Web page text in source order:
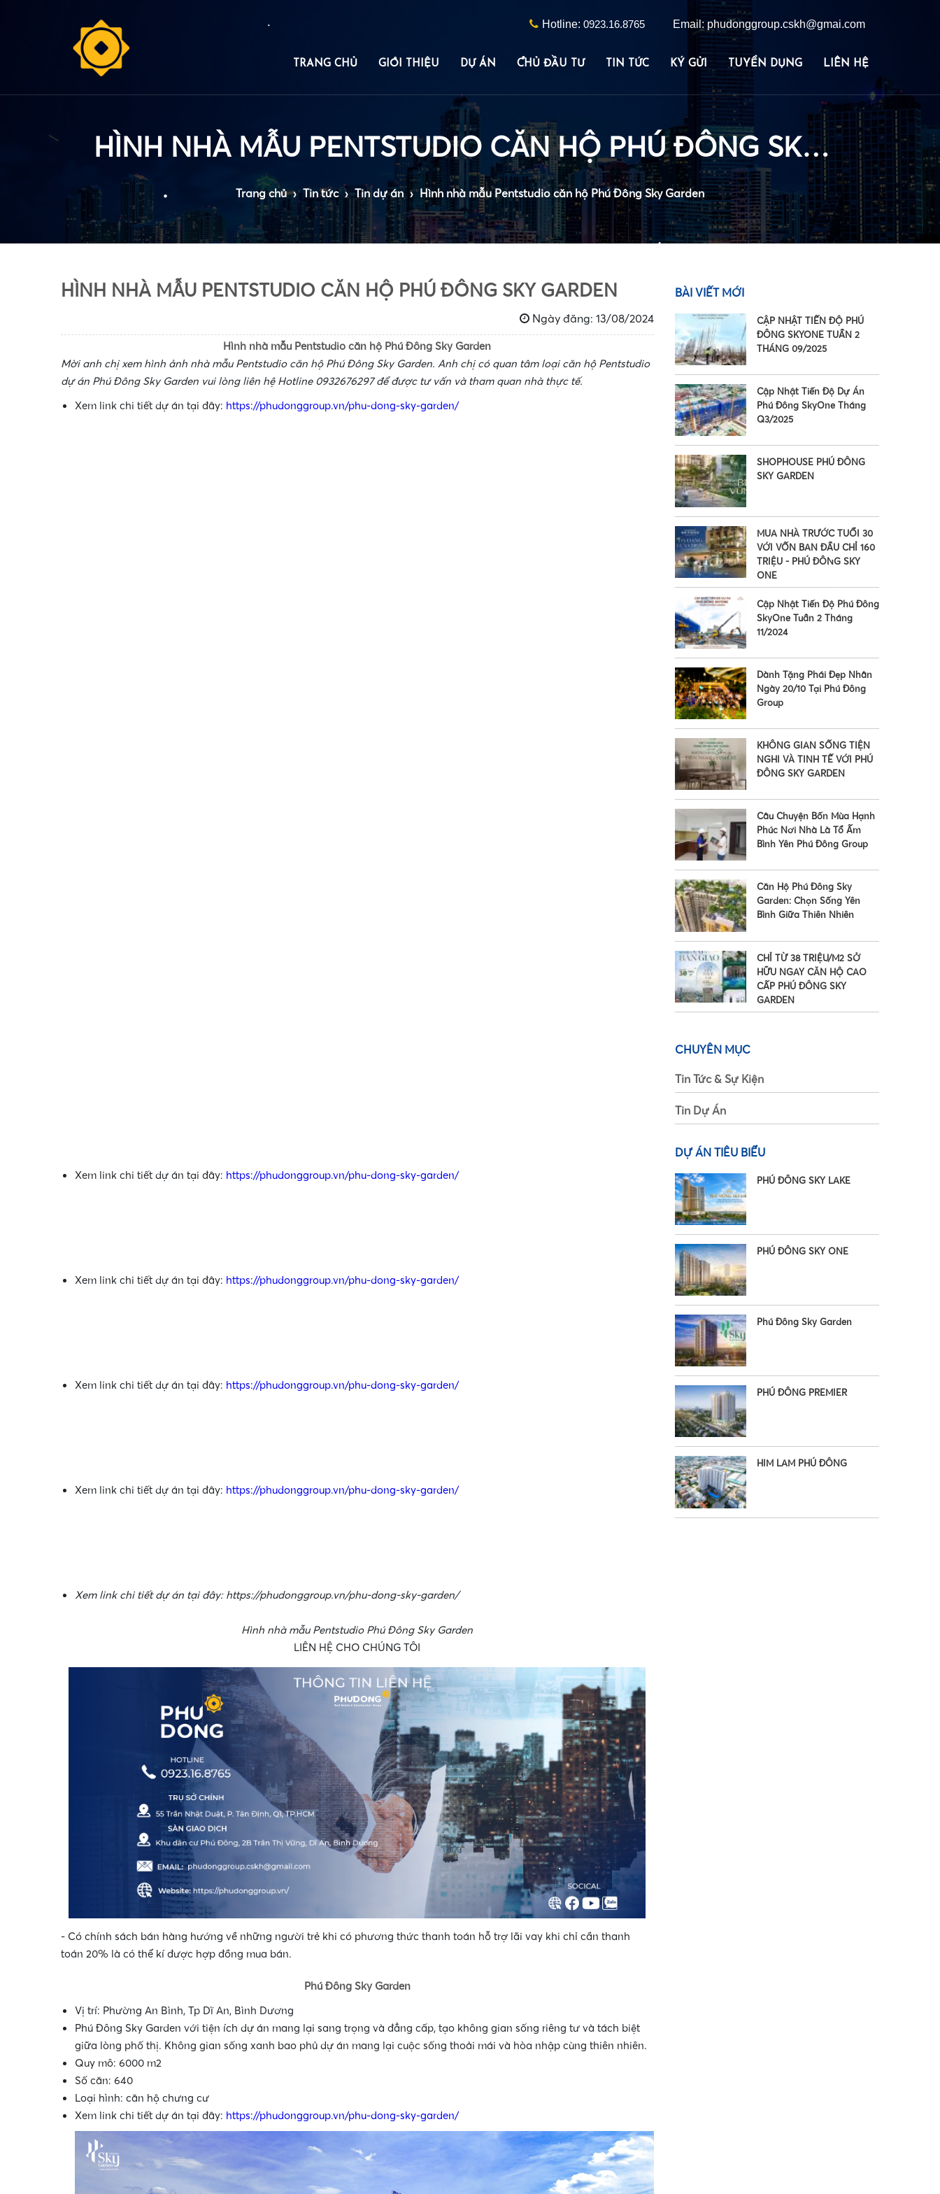
•
•
•
•
•
•
Hotline: 0923.16.8765 Email: phudonggroup.cskh@gmai.com
TRANG CHỦ GIỚI THIỆU DỰ ÁN CHỦ ĐẦU TƯ TIN TỨC KÝ GỬI TUYỂN DỤNG LIÊN HỆ
HÌNH NHÀ MẪU PENTSTUDIO CĂN HỘ PHÚ ĐÔNG SKY GARDEN
Trang chủ › Tin tức › Tin dự án › Hình nhà mẫu Pentstudio căn hộ Phú Đông Sky Garden
HÌNH NHÀ MẪU PENTSTUDIO CĂN HỘ PHÚ ĐÔNG SKY GARDEN
Ngày đăng: 13/08/2024
Hình nhà mẫu Pentstudio căn hộ Phú Đông Sky Garden
Mời anh chị xem hình ảnh nhà mẫu Pentstudio căn hộ Phú Đông Sky Garden. Anh chị có quan tâm loại căn hộ Pentstudio
dự án Phú Đông Sky Garden vui lòng liên hệ Hotline 0932676297 để được tư vấn và tham quan nhà thực tế.
Xem link chi tiết dự án tại đây: https://phudonggroup.vn/phu-dong-sky-garden/
Xem link chi tiết dự án tại đây: https://phudonggroup.vn/phu-dong-sky-garden/
Xem link chi tiết dự án tại đây: https://phudonggroup.vn/phu-dong-sky-garden/
Xem link chi tiết dự án tại đây: https://phudonggroup.vn/phu-dong-sky-garden/
Xem link chi tiết dự án tại đây: https://phudonggroup.vn/phu-dong-sky-garden/
Xem link chi tiết dự án tại đây: https://phudonggroup.vn/phu-dong-sky-garden/
Hình nhà mẫu Pentstudio Phú Đông Sky Garden
LIÊN HỆ CHO CHÚNG TÔI
- Có chính sách bán hàng hướng về những người trẻ khi có phương thức thanh toán hỗ trợ lãi vay khi chỉ cần thanh
toán 20% là có thể kí được hợp đồng mua bán.
Phú Đông Sky Garden
Vị trí: Phường An Bình, Tp Dĩ An, Bình Dương
Phú Đông Sky Garden với tiện ích dự án mang lại sang trọng và đẳng cấp, tạo không gian sống riêng tư và tách biệt
giữa lòng phố thị. Không gian sống xanh bao phủ dự án mang lại cuộc sống thoải mái và hòa nhập cùng thiên nhiên.
Quy mô: 6000 m2
Số căn: 640
Loại hình: căn hộ chưng cư
Xem link chi tiết dự án tại đây: https://phudonggroup.vn/phu-dong-sky-garden/
BÀI VIẾT MỚI
CẬP NHẬT TIẾN ĐỘ PHÚ
ĐÔNG SKYONE TUẦN 2
THÁNG 09/2025
Cập Nhật Tiến Độ Dự Án
Phú Đông SkyOne Tháng
Q3/2025
SHOPHOUSE PHÚ ĐÔNG
SKY GARDEN
MUA NHÀ TRƯỚC TUỔI 30
VỚI VỐN BAN ĐẦU CHỈ 160
TRIỆU - PHÚ ĐÔNG SKY
ONE
Cập Nhật Tiến Độ Phú Đông
SkyOne Tuần 2 Tháng
11/2024
Dành Tặng Phái Đẹp Nhân
Ngày 20/10 Tại Phú Đông
Group
KHÔNG GIAN SỐNG TIỆN
NGHI VÀ TINH TẾ VỚI PHÚ
ĐÔNG SKY GARDEN
Câu Chuyện Bốn Mùa Hạnh
Phúc Nơi Nhà Là Tổ Ấm
Bình Yên Phú Đông Group
Căn Hộ Phú Đông Sky
Garden: Chọn Sống Yên
Bình Giữa Thiên Nhiên
CHỈ TỪ 38 TRIỆU/M2 SỞ
HỮU NGAY CĂN HỘ CAO
CẤP PHÚ ĐÔNG SKY
GARDEN
CHUYÊN MỤC
Tin Tức & Sự Kiện
Tin Dự Án
DỰ ÁN TIÊU BIỂU
PHÚ ĐÔNG SKY LAKE
PHÚ ĐÔNG SKY ONE
Phú Đông Sky Garden
PHÚ ĐÔNG PREMIER
HIM LAM PHÚ ĐÔNG